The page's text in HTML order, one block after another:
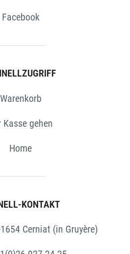
Facebook
Warenkorb
Kasse gehen
Home
KONTAKT
Cerniat (in Gruyère)